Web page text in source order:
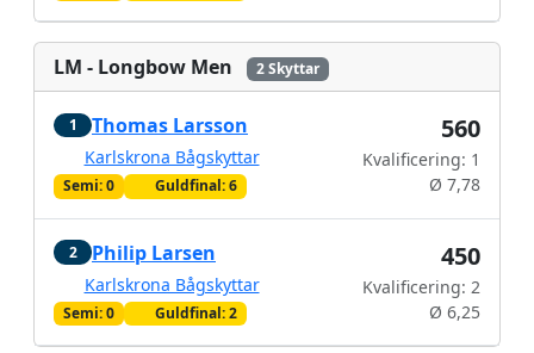
LM - Longbow Men 2 Skyttar
1 Thomas Larsson
Karlskrona Bågskyttar
Semi: 0 Guldfinal: 6
560
Kvalificering: 1
Ø 7,78
2 Philip Larsen
Karlskrona Bågskyttar
Semi: 0 Guldfinal: 2
450
Kvalificering: 2
Ø 6,25